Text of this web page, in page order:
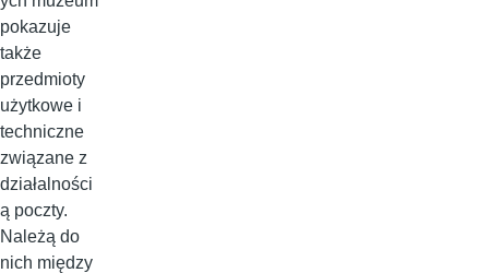
pokazuje
także
przedmioty
użytkowe i
techniczne
związane z
działalności
ą poczty.
Należą do
nich między